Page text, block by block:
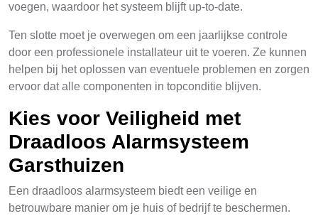
voegen, waardoor het systeem blijft up-to-date.
Ten slotte moet je overwegen om een jaarlijkse controle
door een professionele installateur uit te voeren. Ze kunnen
helpen bij het oplossen van eventuele problemen en zorgen
ervoor dat alle componenten in topconditie blijven.
Kies voor Veiligheid met
Draadloos Alarmsysteem
Garsthuizen
Een draadloos alarmsysteem biedt een veilige en
betrouwbare manier om je huis of bedrijf te beschermen.